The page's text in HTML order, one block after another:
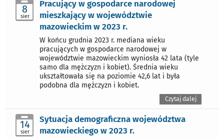
8
sier
Pracujący w gospodarce narodowej
mieszkający w województwie
mazowieckim w 2023 r.
W końcu grudnia 2023 r. mediana wieku
pracujących w gospodarce narodowej w
województwie mazowieckim wyniosła 42 lata (tyle
samo dla mężczyzn i kobiet). Średnia wieku
ukształtowała się na poziomie 42,6 lat i była
podobna dla mężczyzn i kobiet.
Czytaj dalej
14
sier
Sytuacja demograficzna województwa
mazowieckiego w 2023 r.